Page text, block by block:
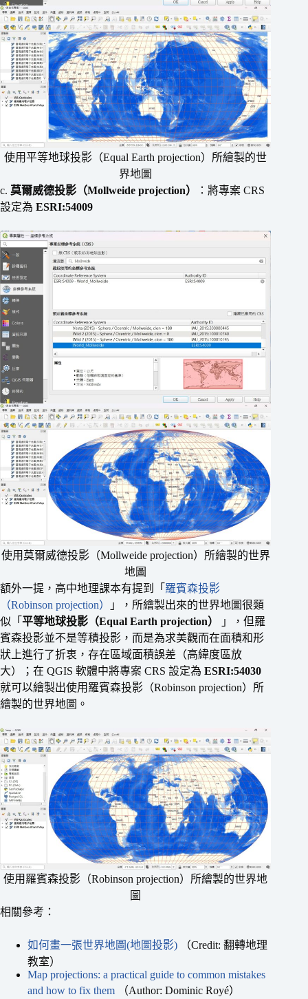
使用平等地球投影（Equal Earth projection）所繪製的世
界地圖
c. 莫爾威德投影 （Mollweide projection）
：將專案 CRS
設定為 ESRI:54009
使用莫爾威德投影（Mollweide projection）所繪製的世界
地圖
額外一提，高中地理課本有提到「 羅賓森投影
（Robinson projection）
」，所繪製出來的世界地圖很類
似「 平等地球投影（Equal Earth projection）
」，但羅
賓森投影並不是等積投影，而是為求美觀而在面積和形
狀上進行了折衷，存在區域面積誤差（高緯度區放
大）；在 QGIS 軟體中將專案 CRS 設定為 ESRI:54030
就可以繪製出使用羅賓森投影（Robinson projection）所
繪製的世界地圖。
使用羅賓森投影（Robinson projection）所繪製的世界地
圖
相關參考：
如何畫一張世界地圖(地圖投影) （Credit: 翻轉地理
教室）
Map projections: a practical guide to common mistakes
and how to fix them （Author: Dominic Royé）